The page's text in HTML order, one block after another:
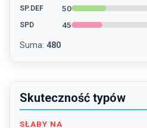
SP.DEF 50
SPD 45
Suma: 480
Skuteczność typów
SŁABY NA